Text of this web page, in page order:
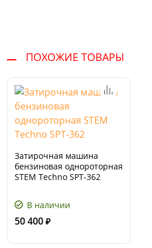
ПОХОЖИЕ ТОВАРЫ
Затирочная машина
бензиновая однороторная
STEM Techno SPT-362
В наличии
50 400 ₽